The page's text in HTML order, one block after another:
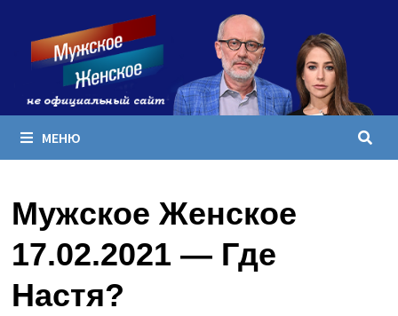
содержимому
МЕНЮ
Мужское Женское
17.02.2021 — Где
Настя?